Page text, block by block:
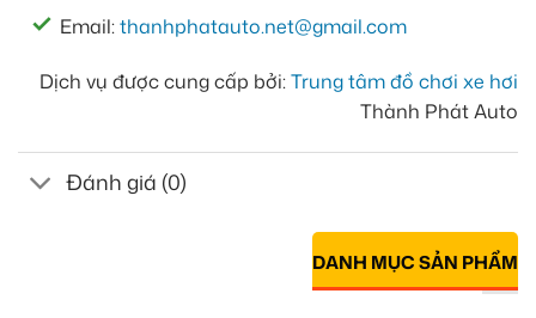
Email:thanhphatauto.net@gmail.com
Dịch vụ được cung cấp bởi:Trung tâm đồ chơi xe hơi
Thành Phát Auto
Đánh giá (0)
DANH MỤC SẢN PHẨM